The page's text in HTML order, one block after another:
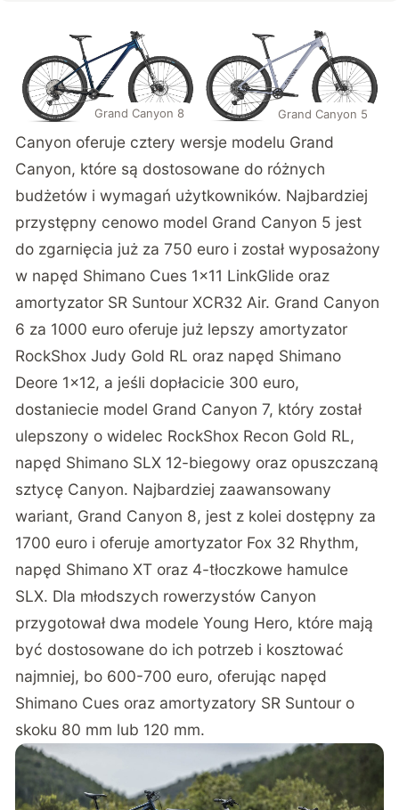
Grand Canyon 8 Grand Canyon 5
Canyon oferuje cztery wersje modelu Grand
Canyon, które są dostosowane do różnych
budżetów i wymagań użytkowników. Najbardziej
przystępny cenowo model Grand Canyon 5 jest
do zgarnięcia już za 750 euro i został wyposażony
w napęd Shimano Cues 1×11 LinkGlide oraz
amortyzator SR Suntour XCR32 Air. Grand Canyon
6 za 1000 euro oferuje już lepszy amortyzator
RockShox Judy Gold RL oraz napęd Shimano
Deore 1×12, a jeśli dopłacicie 300 euro,
dostaniecie model Grand Canyon 7, który został
ulepszony o widelec RockShox Recon Gold RL,
napęd Shimano SLX 12-biegowy oraz opuszczaną
sztycę Canyon. Najbardziej zaawansowany
wariant, Grand Canyon 8, jest z kolei dostępny za
1700 euro i oferuje amortyzator Fox 32 Rhythm,
napęd Shimano XT oraz 4-tłoczkowe hamulce
SLX. Dla młodszych rowerzystów Canyon
przygotował dwa modele Young Hero, które mają
być dostosowane do ich potrzeb i kosztować
najmniej, bo 600-700 euro, oferując napęd
Shimano Cues oraz amortyzatory SR Suntour o
skoku 80 mm lub 120 mm.